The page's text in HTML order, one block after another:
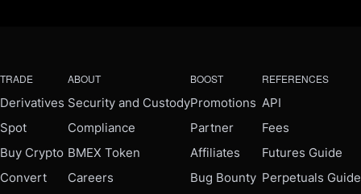
TRADE
Derivatives
Spot
Buy Crypto
Convert
ABOUT
Security and Custody
Compliance
BMEX Token
Careers
BOOST
Promotions
Partner
Affiliates
Bug Bounty
REFERENCES
API
Fees
Futures Guide
Perpetuals Guide